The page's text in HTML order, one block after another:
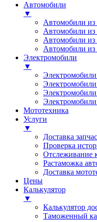
Автомобили
▼
Автомобили
Автомобили
Автомобили
Автомобили из
Электромобили
▼
Мототехника
Услуги
▼
Доставка
Проверка
Отслеживание
Растаможка
Доставка
Цены
Калькулятор
▼
Калькулятор
Таможенный